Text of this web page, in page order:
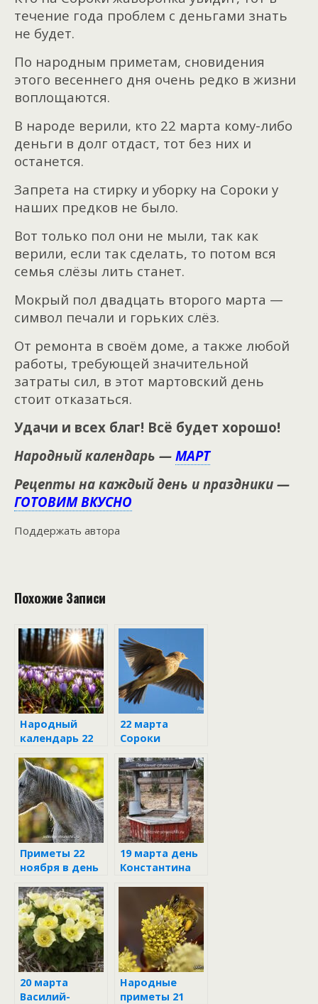
течение года проблем с деньгами знать
не будет.
По народным приметам, сновидения
этого весеннего дня очень редко в жизни
воплощаются.
В народе верили, кто 22 марта кому-либо
деньги в долг отдаст, тот без них и
останется.
Запрета на стирку и уборку на Сороки у
наших предков не было.
Вот только пол они не мыли, так как
верили, если так сделать, то потом вся
семья слёзы лить станет.
Мокрый пол двадцать второго марта —
символ печали и горьких слёз.
От ремонта в своём доме, а также любой
работы, требующей значительной
затраты сил, в этот мартовский день
стоит отказаться.
Удачи и всех благ! Всё будет хорошо!
Народный календарь — МАРТ
Рецепты на каждый день и праздники —
ГОТОВИМ ВКУСНО
Поддержать автора
Похожие Записи
Народный
календарь 22
Сороки
22 марта
Сороки
Приметы 22
ноября в день
зимней
19 марта день
Константина
20 марта
Василий-
Народные
приметы 21